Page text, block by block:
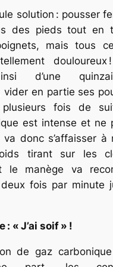
solution : pousser
des pieds tout en
mais tous
d’une
vider en partie ses
fois de
est intense et ne
va donc s’affaisser à
tirant sur les
le manège va
fois par minute
: « J’ai soif » !
de gaz